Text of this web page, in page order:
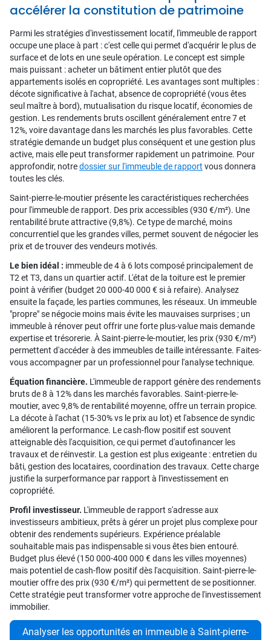
accélérer la constitution de patrimoine
Parmi les stratégies d'investissement locatif, l'immeuble de rapport
occupe une place à part : c'est celle qui permet d'acquérir le plus de
surface et de lots en une seule opération. Le concept est simple
mais puissant : acheter un bâtiment entier plutôt que des
appartements isolés en copropriété. Les avantages sont multiples :
décote significative à l'achat, absence de copropriété (vous êtes
seul maître à bord), mutualisation du risque locatif, économies de
gestion. Les rendements bruts oscillent généralement entre 7 et
12%, voire davantage dans les marchés les plus favorables. Cette
stratégie demande un budget plus conséquent et une gestion plus
active, mais elle peut transformer rapidement un patrimoine. Pour
approfondir, notredossier sur l'immeuble de rapport vous donnera
toutes les clés.
Saint-pierre-le-moutier présente les caractéristiques recherchées
pour l'immeuble de rapport. Des prix accessibles (930 €/m²). Une
rentabilité brute attractive (9,8%). Ce type de marché, moins
concurrentiel que les grandes villes, permet souvent de négocier les
prix et de trouver des vendeurs motivés.
Le bien idéal : immeuble de 4 à 6 lots composé principalement de
T2 et T3, dans un quartier actif. L'état de la toiture est le premier
point à vérifier (budget 20 000-40 000 € si à refaire). Analysez
ensuite la façade, les parties communes, les réseaux. Un immeuble
"propre" se négocie moins mais évite les mauvaises surprises ; un
immeuble à rénover peut offrir une forte plus-value mais demande
expertise et trésorerie. À Saint-pierre-le-moutier, les prix (930 €/m²)
permettent d'accéder à des immeubles de taille intéressante. Faites-
vous accompagner par un professionnel pour l'analyse technique.
Équation financière. L'immeuble de rapport génère des rendements
bruts de 8 à 12% dans les marchés favorables. Saint-pierre-le-
moutier, avec 9,8% de rentabilité moyenne, offre un terrain propice.
La décote à l'achat (15-30% vs le prix au lot) et l'absence de syndic
améliorent la performance. Le cash-flow positif est souvent
atteignable dès l'acquisition, ce qui permet d'autofinancer les
travaux et de réinvestir. La gestion est plus exigeante : entretien du
bâti, gestion des locataires, coordination des travaux. Cette charge
justifie la surperformance par rapport à l'investissement en
copropriété.
Profil investisseur. L'immeuble de rapport s'adresse aux
investisseurs ambitieux, prêts à gérer un projet plus complexe pour
obtenir des rendements supérieurs. Expérience préalable
souhaitable mais pas indispensable si vous êtes bien entouré.
Budget plus élevé (150 000-400 000 € dans les villes moyennes)
mais potentiel de cash-flow positif dès l'acquisition. Saint-pierre-le-
moutier offre des prix (930 €/m²) qui permettent de se positionner.
Cette stratégie peut transformer votre approche de l'investissement
immobilier.
Analyser les opportunités en immeuble à Saint-pierre-